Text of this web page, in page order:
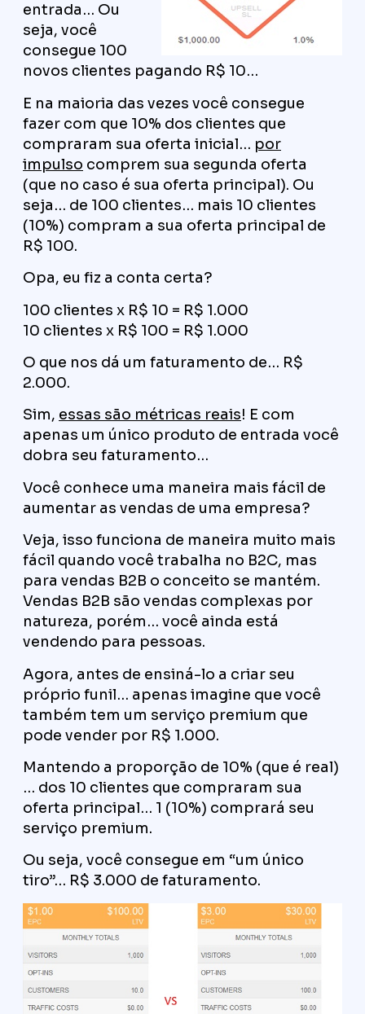
entrada… Ou
seja, você
consegue 100
novos clientes pagando R$ 10…
E na maioria das vezes você consegue
fazer com que 10% dos clientes que
compraram sua oferta inicial… por
impulso comprem sua segunda oferta
(que no caso é sua oferta principal). Ou
seja… de 100 clientes… mais 10 clientes
(10%) compram a sua oferta principal de
R$ 100.
Opa, eu fiz a conta certa?
100 clientes x R$ 10 = R$ 1.000
10 clientes x R$ 100 = R$ 1.000
O que nos dá um faturamento de… R$
2.000.
Sim, essas são métricas reais! E com
apenas um único produto de entrada você
dobra seu faturamento…
Você conhece uma maneira mais fácil de
aumentar as vendas de uma empresa?
Veja, isso funciona de maneira muito mais
fácil quando você trabalha no B2C, mas
para vendas B2B o conceito se mantém.
Vendas B2B são vendas complexas por
natureza, porém… você ainda está
vendendo para pessoas.
Agora, antes de ensiná-lo a criar seu
próprio funil… apenas imagine que você
também tem um serviço premium que
pode vender por R$ 1.000.
Mantendo a proporção de 10% (que é real)
… dos 10 clientes que compraram sua
oferta principal… 1 (10%) comprará seu
serviço premium.
Ou seja, você consegue em “um único
tiro”… R$ 3.000 de faturamento.